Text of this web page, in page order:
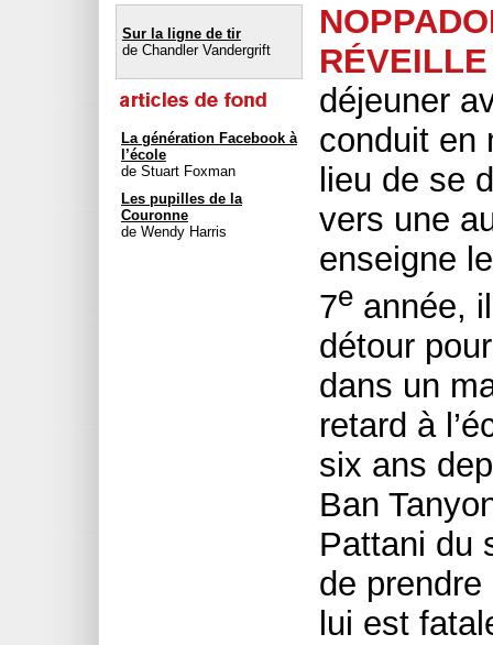
Sur la ligne de tir
de Chandler Vandergrift
La génération Facebook à
l’école
de Stuart Foxman
Les pupilles de la
Couronne
de Wendy Harris
déjeuner
conduit en
lieu de se
vers une
enseigne
7e année,
détour
dans un
retard à
six ans
Ban
Pattani du
de
lui est